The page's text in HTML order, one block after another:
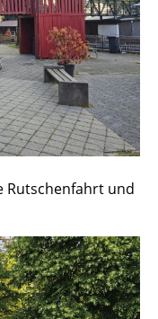
Rutschenfahrt und